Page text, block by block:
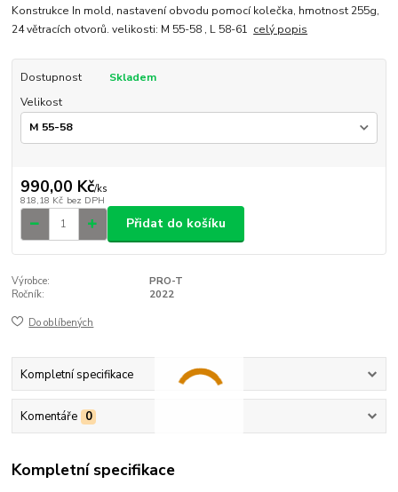
Konstrukce In mold, nastavení obvodu pomocí kolečka, hmotnost 255g,
24 větracích otvorů. velikosti: M 55-58 , L 58-61 celý popis
Dostupnost
Skladem
Velikost
990,00 Kč/ks
818,18 Kč bez DPH
Přidat do košíku
Výrobce:
PRO-T
Ročník:
2022
Do oblíbených
Kompletní specifikace
Komentáře 0
Kompletní specifikace